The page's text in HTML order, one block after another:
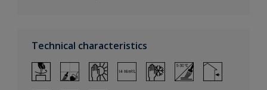
Technical characteristics